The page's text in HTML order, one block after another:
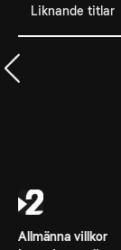
Liknande titlar
Allmänna villkor